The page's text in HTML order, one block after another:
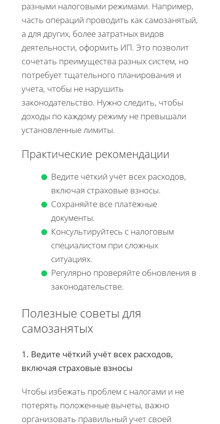
разными налоговыми режимами. Например,
часть операций проводить как самозанятый,
а для других, более затратных видов
деятельности, оформить ИП. Это позволит
сочетать преимущества разных систем, но
потребует тщательного планирования и
учета, чтобы не нарушить
законодательство. Нужно следить, чтобы
доходы по каждому режиму не превышали
установленные лимиты.
Практические рекомендации
Ведите чёткий учёт всех расходов,
включая страховые взносы.
Сохраняйте все платёжные
документы.
Консультируйтесь с налоговым
специалистом при сложных
ситуациях.
Регулярно проверяйте обновления в
законодательстве.
Полезные советы для
самозанятых
1. Ведите чёткий учёт всех расходов,
включая страховые взносы
Чтобы избежать проблем с налогами и не
потерять положенные вычеты, важно
организовать правильный учет своей